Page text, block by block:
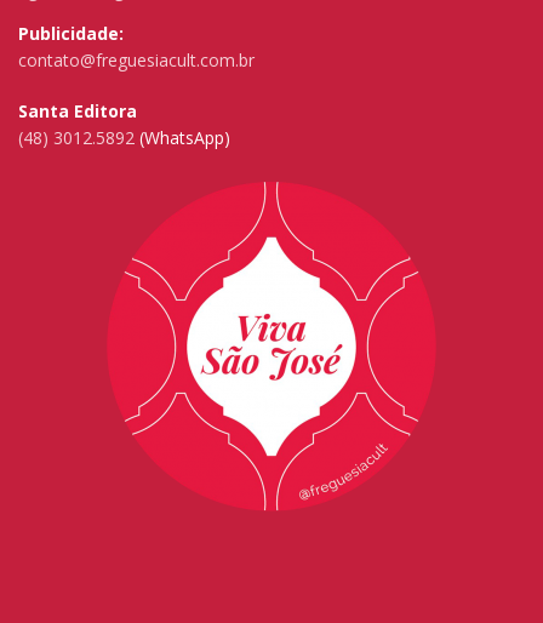
Publicidade:
contato@freguesiacult.com.br
Santa Editora
(48) 3012.5892 (WhatsApp)